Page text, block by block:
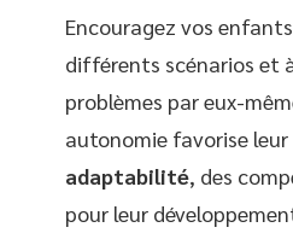
Encouragez vos
différents scénarios et
problèmes par eux-
autonomie favorise leur
adaptabilité, des
pour leur